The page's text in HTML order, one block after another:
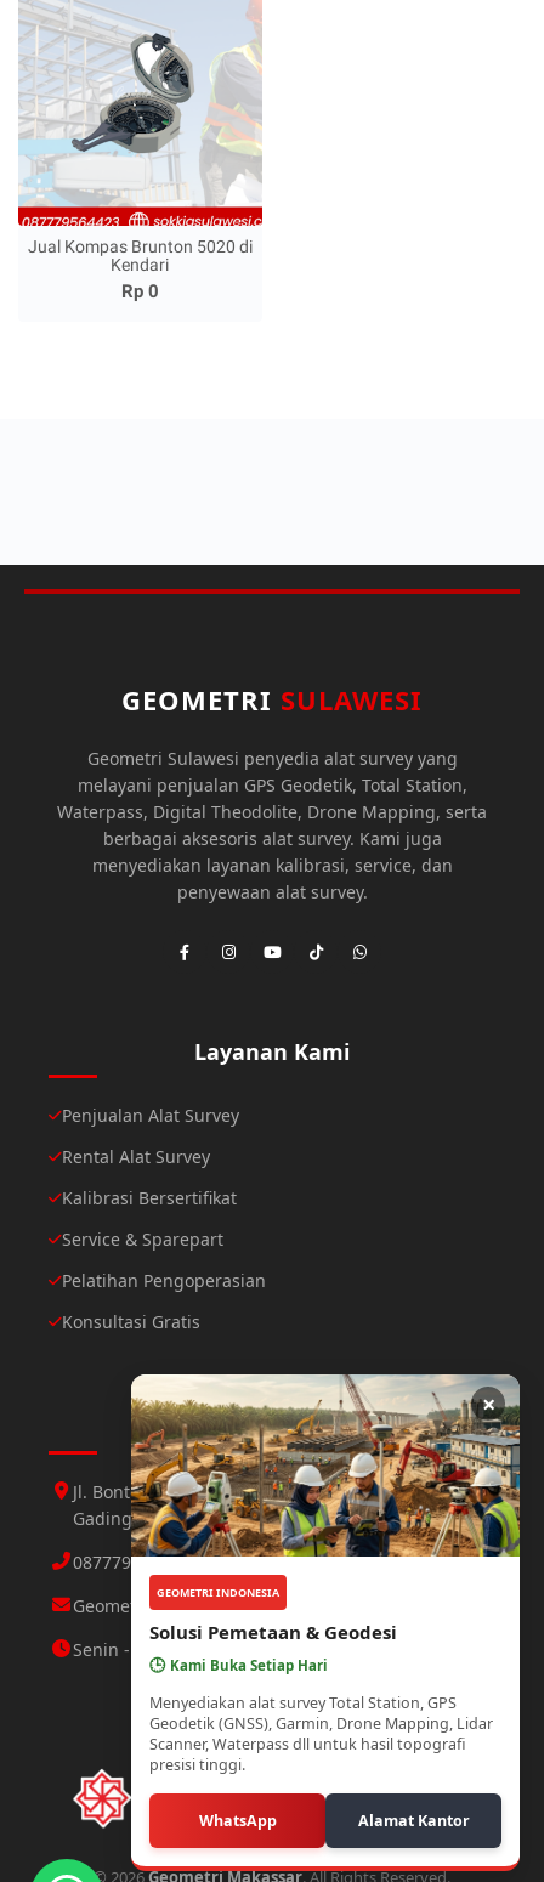
Jual Kompas Brunton 5020 di
Kendari
Rp 0
×
GEOMETRI INDONESIA
Solusi Pemetaan & Geodesi
🕒 Kami Buka Setiap Hari
Menyediakan alat survey Total Station, GPS
Geodetik (GNSS), Garmin, Drone Mapping, Lidar
Scanner, Waterpass dll untuk hasil topografi
presisi tinggi.
WhatsApp Alamat Kantor
GEOMETRI SULAWESI
Geometri Sulawesi penyedia alat survey yang
melayani penjualan GPS Geodetik, Total Station,
Waterpass, Digital Theodolite, Drone Mapping, serta
berbagai aksesoris alat survey. Kami juga
menyediakan layanan kalibrasi, service, dan
penyewaan alat survey.
Layanan Kami
Penjualan Alat Survey
Rental Alat Survey
Kalibrasi Bersertifikat
Service & Sparepart
Pelatihan Pengoperasian
Konsultasi Gratis
Hubungi Kami
Jl. Bontoloe Baru Perumahan Mutiara Gading 1 Jl.
Gading 3 No.25 Daya, Makassar
087779564423 Abdul Aziz
Geometri.makassar@gmail.com
Senin - Minggu : 08.00 - 21.00 WITA
© 2026Geometri Makassar. All Rights Reserved.